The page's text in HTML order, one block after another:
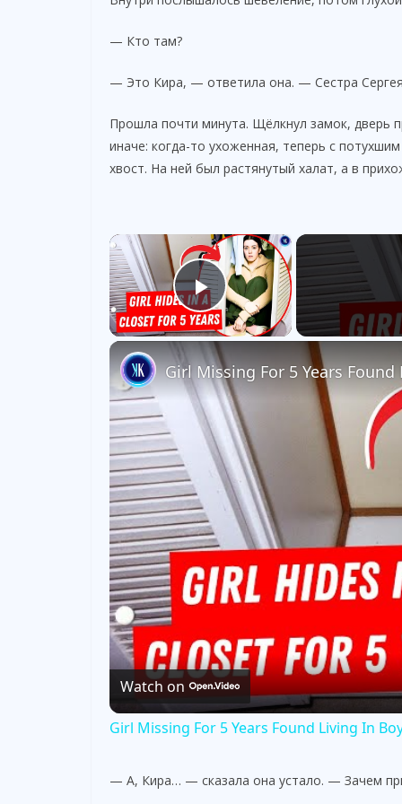
— Кто там?
— Это Кира, — ответила она. — Сестра
Прошла почти минута. Щёлкнул замок, дверь
иначе: когда-то ухоженная, теперь с
хвост. На ней был растянутый халат, а в
×
Play Video
Girl Missing For 5 Years
Watch on
Girl Missing For 5 Years Found Living In
— А, Кира… — сказала она устало. — Зачем